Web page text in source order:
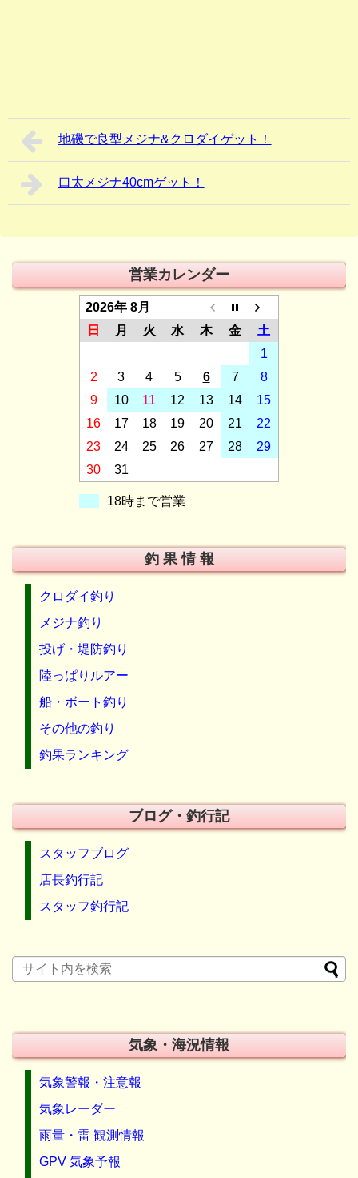
地磯で良型メジナ&クロダイゲット！
口太メジナ40cmゲット！
営業カレンダー
2026年 8月
日
月 火 水 木 金
土
1
2
3 4 5 6 7
8
9
10 11 12 13 14
15
16
17 18 19 20 21
22
23
24 25 26 27 28
29
30
31
18時まで営業
釣 果 情 報
クロダイ釣り
メジナ釣り
投げ・堤防釣り
陸っぱりルアー
船・ボート釣り
その他の釣り
釣果ランキング
ブログ・釣行記
スタッフブログ
店長釣行記
スタッフ釣行記
気象・海況情報
気象警報・注意報
気象レーダー
雨量・雷 観測情報
GPV 気象予報